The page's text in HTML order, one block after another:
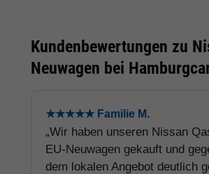
Kundenbewertungen zu
Neuwagen bei
★★★★★ Familie M.
„Wir haben unseren Nissan
EU-Neuwagen gekauft und
dem lokalen Angebot deutlich